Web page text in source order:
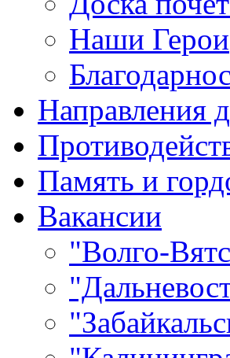
Наши Герои
Направления
Память и
Вакансии
"Волго-